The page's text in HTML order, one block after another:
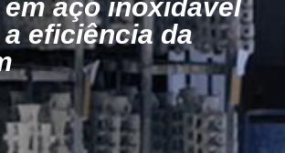
aço inoxidável
eficiência da